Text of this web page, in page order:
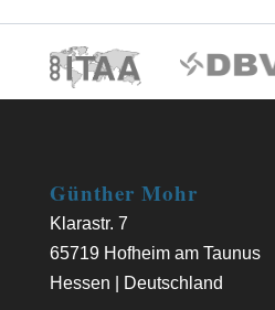
Günther Mohr
Klarastr. 7
65719 Hofheim am Taunus
Hessen | Deutschland